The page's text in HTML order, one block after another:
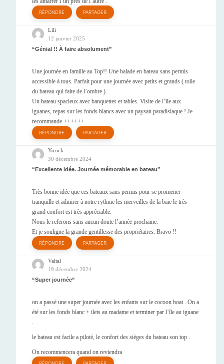
RÉPONDRE PARTAGER
Lili
12 janvier 2025
Génial !! À faire absolument
Une journée en famille au Top!! Une balade en bateau sans permis
accessible à tous. Parfait pour une journée avec petits et grands ( toile
du bateau qui faite de l’ombre ).
Un bateau spacieux avec banquettes et tables. Visite de l’île aux
iguanes, repas sur les fonds blancs avec un paysan paradisiaque ! Je
recommande ++++++
RÉPONDRE PARTAGER
Yorick
30 décembre 2024
Excellente idée. Journée mémorable en bateau
Très bonne idée que ces bateaux sans permis pour se promener
tranquille et admirer à notre rythme les merveilles de la baie le très
grand confort est très appréciable.
Nous le referons sans aucun doute l’année prochaine.
Et je souligne la grande gentillesse des propriétaires. Bravo !!
RÉPONDRE PARTAGER
Valtal
19 décembre 2024
Super journée
on a passé une super journée avec les enfants sur le cocoon boat . On a
été sur les fonds blanc + ilets au madame et terminer par l’île au iguane
.
le bateau est facile a piloté, le confort des sièges du bateau son top .
On recommencera quand on reviendra